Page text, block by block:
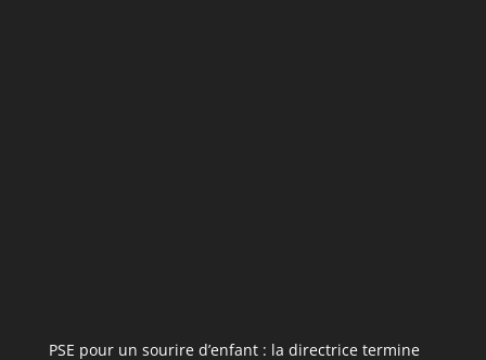
PSE pour un sourire d’enfant : la directrice termine